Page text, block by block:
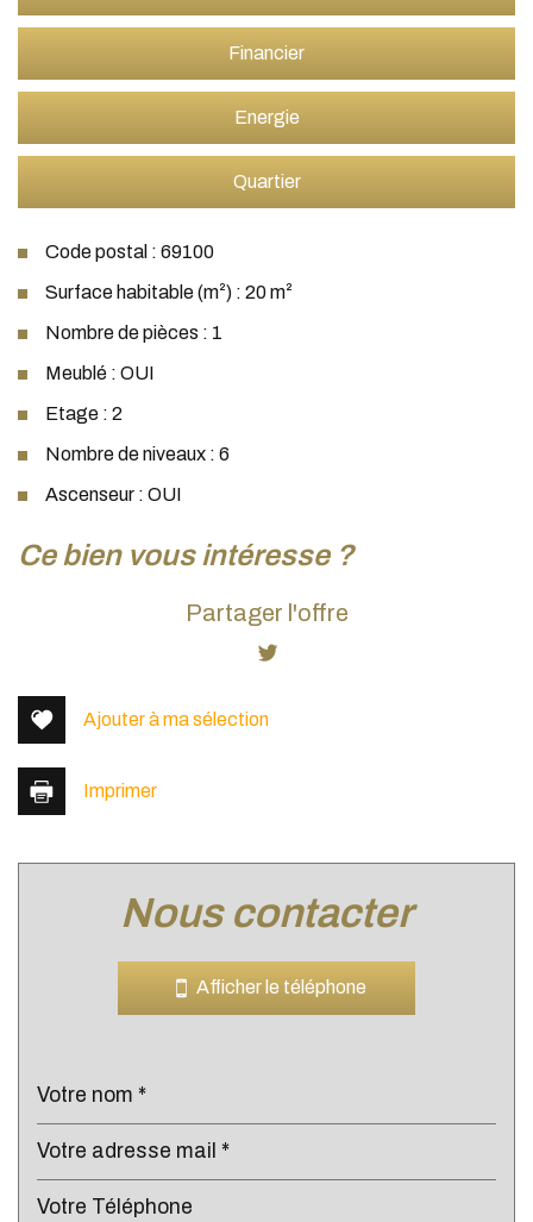
Financier
Energie
Quartier
Code postal : 69100
Surface habitable (m²) : 20 m²
Nombre de pièces : 1
Meublé : OUI
Etage : 2
Nombre de niveaux : 6
Ascenseur : OUI
la ville de villeurbanne (69100)
Leaflet |©JawgMaps|© OpenStreetMap
Enseignement supérieur
ce bien vous intéresse ?
Partager l'offre
Ajouter à ma sélection
Imprimer
nous contacter
Afficher le téléphone